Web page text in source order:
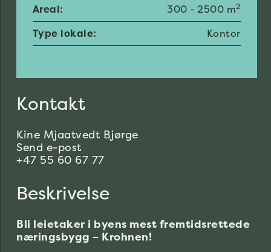
Areal:
300 - 2500 m2
Type lokale: Kontor
Kontakt
Kine Mjaatvedt Bjørge
Send e-post
+47 55 60 67 77
Beskrivelse
Bli leietaker i byens mest fremtidsrettede
næringsbygg – Krohnen!